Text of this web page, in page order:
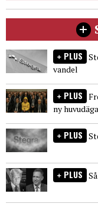
PLUS
vandel
PLUS
ny
PLUS
PLUS